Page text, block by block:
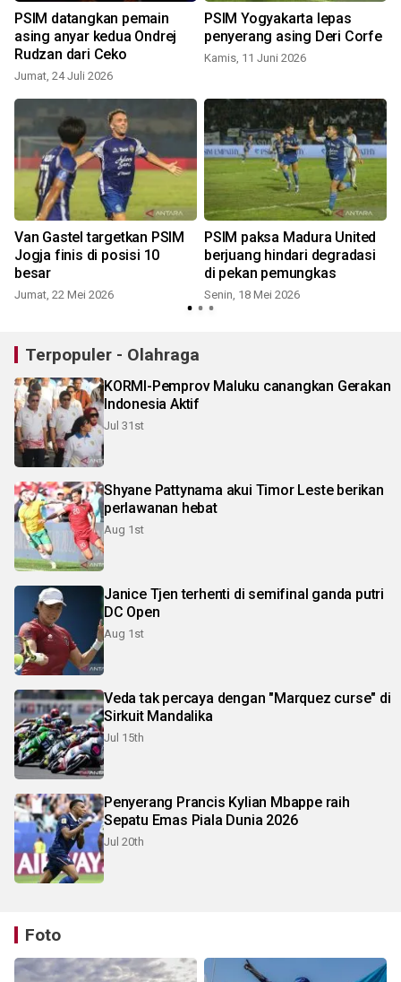
PSIM datangkan pemain
asing anyar kedua Ondrej
Rudzan dari Ceko
Jumat, 24 Juli 2026
PSIM Yogyakarta lepas
penyerang asing Deri Corfe
Kamis, 11 Juni 2026
Van Gastel targetkan PSIM
Jogja finis di posisi 10
besar
Jumat, 22 Mei 2026
PSIM paksa Madura United
berjuang hindari degradasi
di pekan pemungkas
Senin, 18 Mei 2026
Terpopuler - Olahraga
KORMI-Pemprov Maluku canangkan Gerakan
Indonesia Aktif
Jul 31st
Shyane Pattynama akui Timor Leste berikan
perlawanan hebat
Aug 1st
Janice Tjen terhenti di semifinal ganda putri
DC Open
Aug 1st
Veda tak percaya dengan "Marquez curse" di
Sirkuit Mandalika
Jul 15th
Penyerang Prancis Kylian Mbappe raih
Sepatu Emas Piala Dunia 2026
Jul 20th
Foto